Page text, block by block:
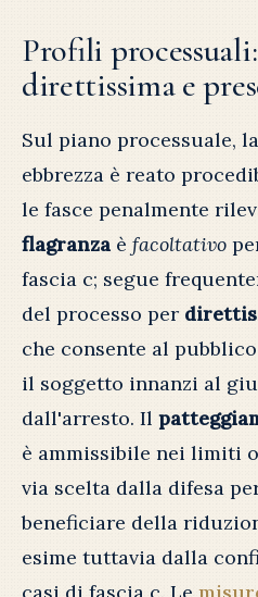
Profili
direttissima e
Sul piano processuale,
ebbrezza è reato
le fasce penalmente
flagranza è facoltativo
fascia c; segue
del processo per
che consente al
il soggetto innanzi al
dall'arresto. Il
è ammissibile nei limiti
via scelta dalla difesa
beneficiare della
esime tuttavia dalla
casi di fascia c. Le